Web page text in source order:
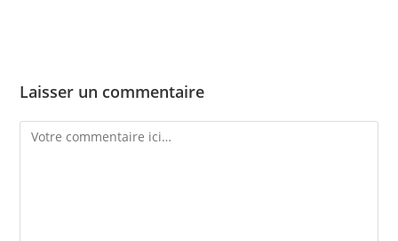
Laisser un commentaire